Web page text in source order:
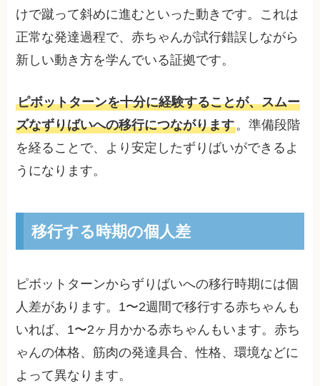
けで蹴って斜めに進むといった動きです。これは
正常な発達過程で、赤ちゃんが試行錯誤しながら
新しい動き方を学んでいる証拠です。
ピボットターンを十分に経験することが、スムー
ズなずりばいへの移行につながります。準備段階
を経ることで、より安定したずりばいができるよ
うになります。
移行する時期の個人差
ピボットターンからずりばいへの移行時期には個
人差があります。1〜2週間で移行する赤ちゃんも
いれば、1〜2ヶ月かかる赤ちゃんもいます。赤ち
ゃんの体格、筋肉の発達具合、性格、環境などに
よって異なります。